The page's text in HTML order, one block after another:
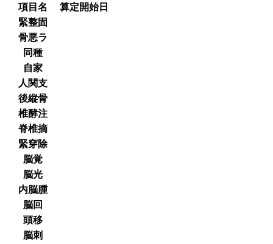
項目名
算定開始日
緊整固
骨悪ラ
同種
自家
人関支
後縦骨
椎酵注
脊椎摘
緊穿除
脳覚
脳光
内脳腫
脳回
頭移
脳刺